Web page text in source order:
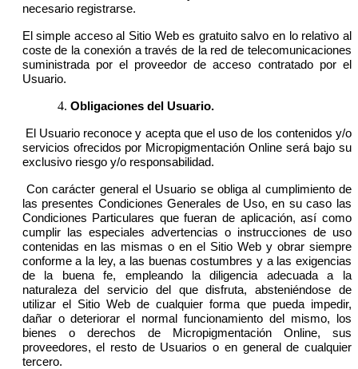
necesario registrarse.
El simple acceso al Sitio Web es gratuito salvo en lo relativo al
coste de la conexión a través de la red de telecomunicaciones
suministrada por el proveedor de acceso contratado por el
Usuario.
Obligaciones del Usuario.
El Usuario reconoce y acepta que el uso de los contenidos y/o
servicios ofrecidos por Micropigmentación Online será bajo su
exclusivo riesgo y/o responsabilidad.
Con carácter general el Usuario se obliga al cumplimiento de
las presentes Condiciones Generales de Uso, en su caso las
Condiciones Particulares que fueran de aplicación, así como
cumplir las especiales advertencias o instrucciones de uso
contenidas en las mismas o en el Sitio Web y obrar siempre
conforme a la ley, a las buenas costumbres y a las exigencias
de la buena fe, empleando la diligencia adecuada a la
naturaleza del servicio del que disfruta, absteniéndose de
utilizar el Sitio Web de cualquier forma que pueda impedir,
dañar o deteriorar el normal funcionamiento del mismo, los
bienes o derechos de Micropigmentación Online, sus
proveedores, el resto de Usuarios o en general de cualquier
tercero.